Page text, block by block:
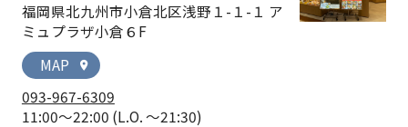
福岡県北九州市小倉北区浅野１-１-１ ア
ミュプラザ小倉６F
MAP
location_on
093-967-6309
11:00～22:00 (L.O. ～21:30)